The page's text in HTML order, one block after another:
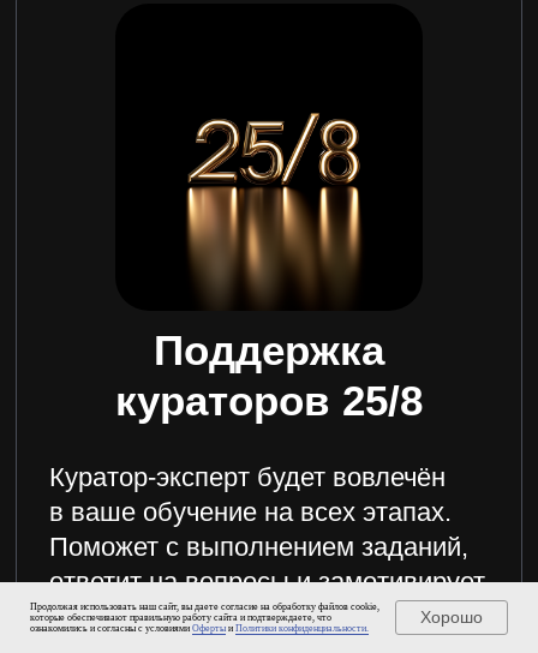
Продолжая использовать наш сайт, вы даете согласие на обработку файлов cookie,
которые обеспечивают правильную работу сайта и подтверждаете, что
ознакомились и согласны с условиями Оферты и Политики конфиденциальности.
Хорошо